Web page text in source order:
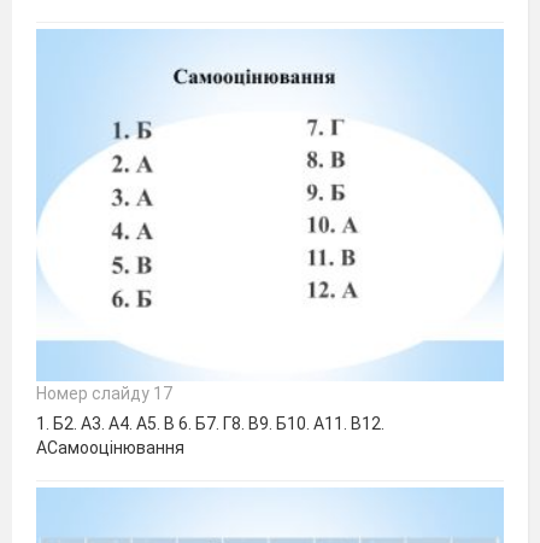
Номер слайду 17
1. Б2. А3. А4. А5. В 6. Б7. Г8. В9. Б10. А11. В12.
АСамооцінювання